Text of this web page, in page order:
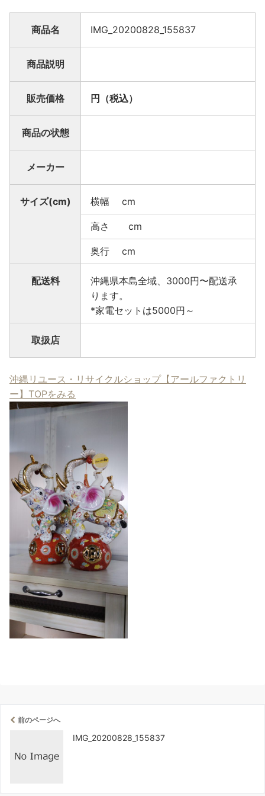
商品名 IMG_20200828_155837
商品説明
販売価格 円（税込）
商品の状態
メーカー
サイズ(cm) 横幅 cm
高さ cm
奥行 cm
配送料
沖縄県本島全域、3000円〜配送承
ります。
*家電セットは5000円～
取扱店
沖縄リユース・リサイクルショップ【アールファクトリ
ー】TOPをみる
前のページへ
IMG_20200828_155837